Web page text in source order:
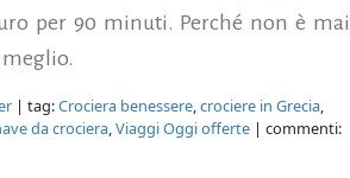
per 90 minuti. Perché non è mai
| tag:Crociera benessere,crociere in Grecia,
da crociera,Viaggi Oggi offerte | commenti: